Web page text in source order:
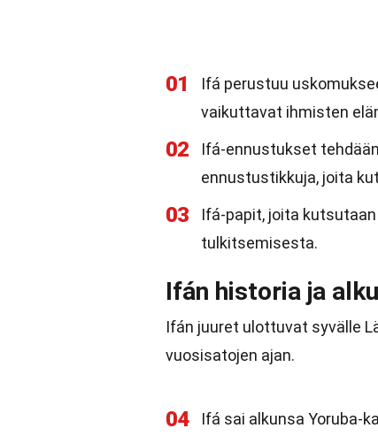
01
Ifá perustuu
vaikuttavat ihmisten
02
Ifá-ennustukset
ennustustikkuja, joita
03
Ifá-papit, joita
tulkitsemisesta.
Ifán historia ja
Ifán juuret ulottuvat syvälle
vuosisatojen ajan.
04 Ifá sai alkunsa Yoruba-